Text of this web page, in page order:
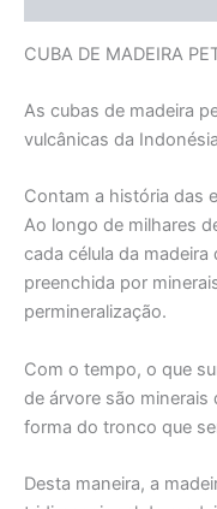
CUBA DE MADEIRA
As cubas de madeira
vulcânicas da
Contam a história das
Ao longo de milhares
cada célula da
preenchida por
permineralização.
Com o tempo, o que
de árvore são minerais
forma do tronco que
Desta maneira, a